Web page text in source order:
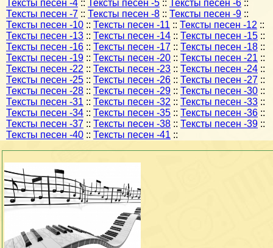
Тексты песен -4 :: Тексты песен -5 :: Тексты песен -6 ::
Тексты песен -7 :: Тексты песен -8 :: Тексты песен -9 ::
Тексты песен -10 :: Тексты песен -11 :: Тексты песен -12 ::
Тексты песен -13 :: Тексты песен -14 :: Тексты песен -15 ::
Тексты песен -16 :: Тексты песен -17 :: Тексты песен -18 ::
Тексты песен -19 :: Тексты песен -20 :: Тексты песен -21 ::
Тексты песен -22 :: Тексты песен -23 :: Тексты песен -24 ::
Тексты песен -25 :: Тексты песен -26 :: Тексты песен -27 ::
Тексты песен -28 :: Тексты песен -29 :: Тексты песен -30 ::
Тексты песен -31 :: Тексты песен -32 :: Тексты песен -33 ::
Тексты песен -34 :: Тексты песен -35 :: Тексты песен -36 ::
Тексты песен -37 :: Тексты песен -38 :: Тексты песен -39 ::
Тексты песен -40 :: Тексты песен -41 ::